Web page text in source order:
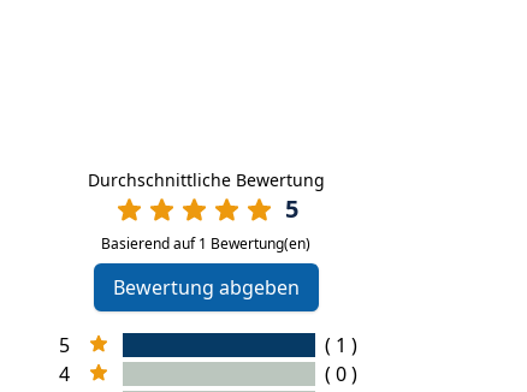
Durchschnittliche Bewertung
5
Basierend auf 1 Bewertung(en)
Bewertung abgeben
5
( 1 )
4
( 0 )